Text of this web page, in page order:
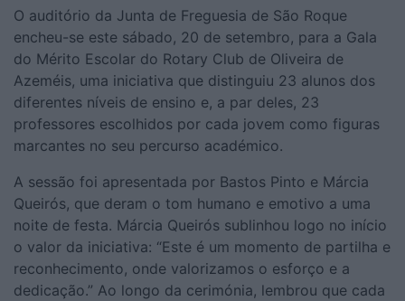
O auditório da Junta de Freguesia de São Roque
encheu-se este sábado, 20 de setembro, para a Gala
do Mérito Escolar do Rotary Club de Oliveira de
Azeméis, uma iniciativa que distinguiu 23 alunos dos
diferentes níveis de ensino e, a par deles, 23
professores escolhidos por cada jovem como figuras
marcantes no seu percurso académico.
A sessão foi apresentada por Bastos Pinto e Márcia
Queirós, que deram o tom humano e emotivo a uma
noite de festa. Márcia Queirós sublinhou logo no início
o valor da iniciativa: “Este é um momento de partilha e
reconhecimento, onde valorizamos o esforço e a
dedicação.” Ao longo da cerimónia, lembrou que cada